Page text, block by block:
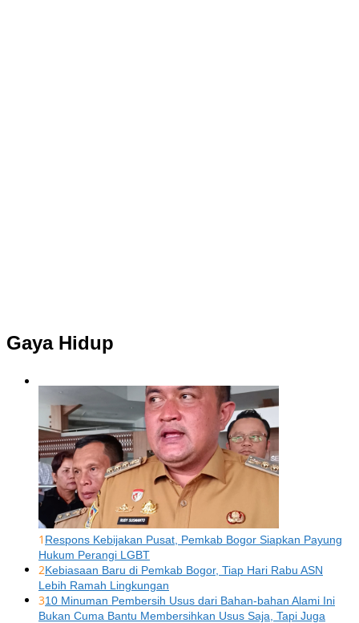
Gaya Hidup
1 Respons Kebijakan Pusat, Pemkab Bogor Siapkan Payung
Hukum Perangi LGBT
2Kebiasaan Baru di Pemkab Bogor, Tiap Hari Rabu ASN
Lebih Ramah Lingkungan
310 Minuman Pembersih Usus dari Bahan-bahan Alami Ini
Bukan Cuma Bantu Membersihkan Usus Saja, Tapi Juga